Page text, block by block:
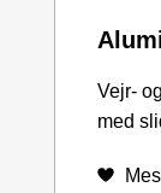
Vejr-
med